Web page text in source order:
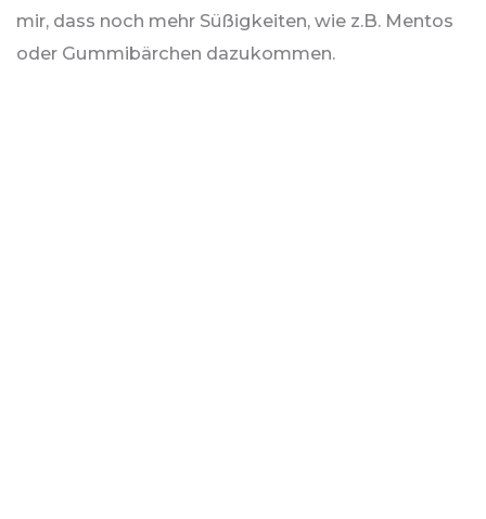
mir, dass noch mehr Süßigkeiten, wie z.B. Mentos
oder Gummibärchen dazukommen.